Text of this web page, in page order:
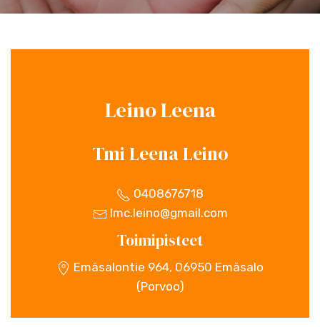
Leino Leena
Tmi Leena Leino
0408676718
lmc.leino@gmail.com
Toimipisteet
Emäsalontie 964, 06950 Emäsalo
(Porvoo)